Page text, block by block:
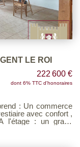
LE ROI
222 600 €
dont 6% TTC d'honoraires
avec confort ,